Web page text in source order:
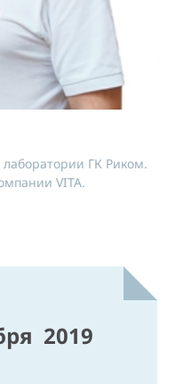
ГК Риком.
VITA.
2019